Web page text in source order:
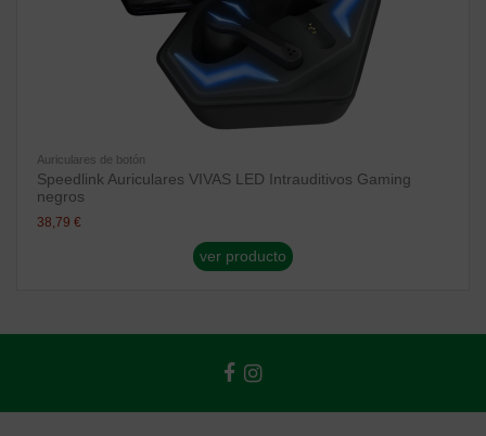
Auriculares de botón
Speedlink Auriculares VIVAS LED Intrauditivos Gaming
negros
38,79 €
ver producto